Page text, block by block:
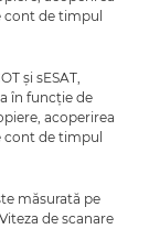
cont de timpul
şi sESAT,
în funcţie de
acoperirea
cont de timpul
măsurată pe
de scanare